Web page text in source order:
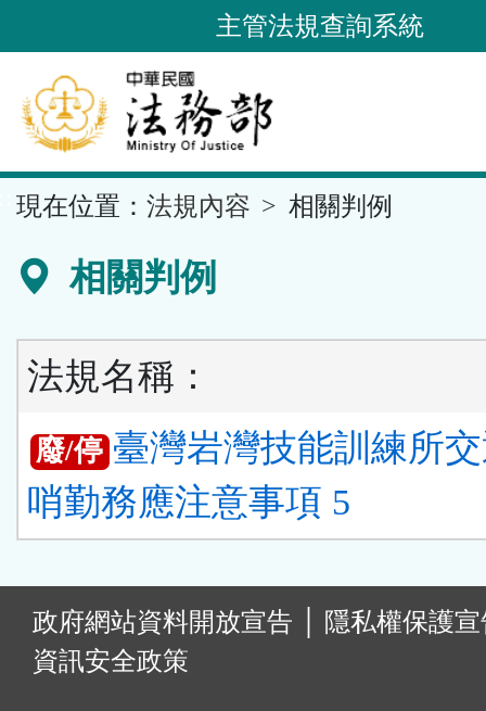
到
要
內
容
區
主管法規查詢系統
現在位置： 法規內容 相關判例
相關判例
法規名稱：
廢/停 臺灣岩灣技能訓練所
哨勤務應注意事項 5
政府網站資料開放宣告
隱私權保護
資訊安全政策